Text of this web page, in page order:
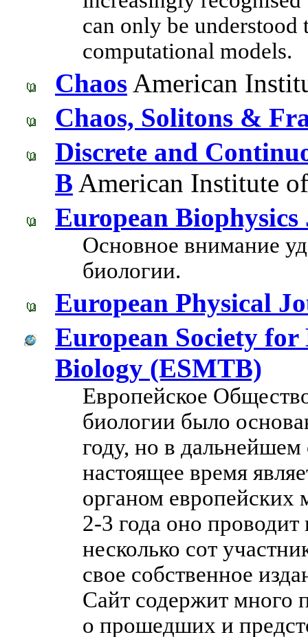
can only be
computational models.
Chaos American
Chaos, Solitons &
Discrete and
B American Institute
European
Основное внимание
биологии.
European Physical
European Society
Biology (ESMTB)
Европейское
биологии было
году, но в
настоящее время
органом европейских
2-3 года оно
несколько сот
свое собственное
Сайт содержит много
о прошедших и